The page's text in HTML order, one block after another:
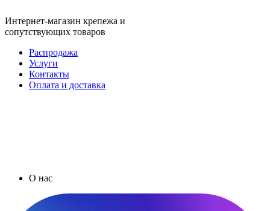
Интернет-магазин крепежа и
сопутствующих товаров
Распродажа
Услуги
Контакты
Оплата и доставка
О нас